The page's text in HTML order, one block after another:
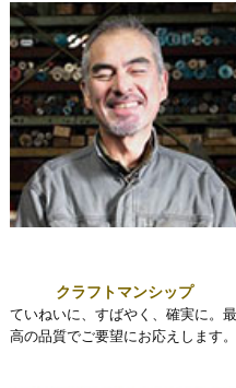
クラフトマンシップ
ていねいに、すばやく、確実に。最
高の品質でご要望にお応えします。